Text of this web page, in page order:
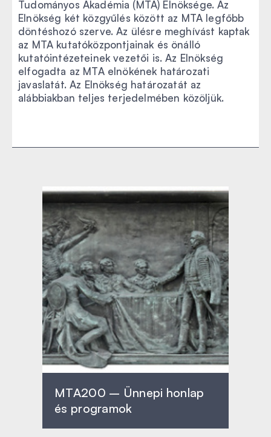
Tudományos Akadémia (MTA) Elnöksége. Az
Elnökség két közgyűlés között az MTA legfőbb
döntéshozó szerve. Az ülésre meghívást kaptak
az MTA kutatóközpontjainak és önálló
kutatóintézeteinek vezetői is. Az Elnökség
elfogadta az MTA elnökének határozati
javaslatát. Az Elnökség határozatát az
alábbiakban teljes terjedelmében közöljük.
MTA200 – Ünnepi honlap
és programok